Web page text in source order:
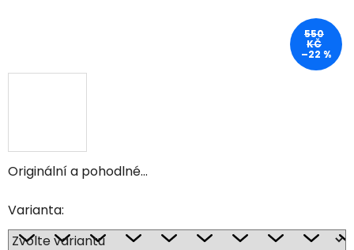
Originální a pohodlné...
Varianta:
550
KČ
–22 %